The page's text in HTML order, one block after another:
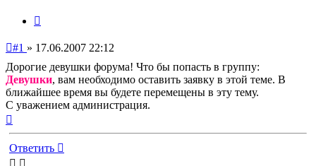
Непрочитанное
#1 » 17.06.2007 22:12
Дорогие девушки форума! Что бы попасть в группу:
Девушки, вам необходимо оставить заявку в этой теме. В
ближайшее время вы будете перемещены в эту тему.
С уважением администрация.
началу
Ответить